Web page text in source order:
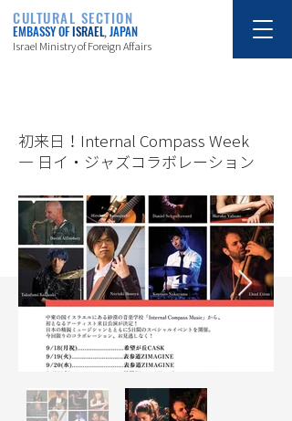
CULTURAL SECTION
EMBASSY OFISRAEL, JAPAN
Israel Ministry of Foreign Affairs
初来日！Internal Compass Week
― 日イ・ジャズコラボレーション